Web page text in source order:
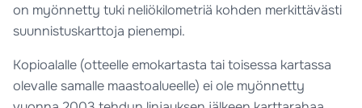
on myönnetty tuki neliökilometriä kohden merkittävästi
suunnistuskarttoja pienempi.
Kopioalalle (otteelle emokartasta tai toisessa kartassa
olevalle samalle maastoalueelle) ei ole myönnetty